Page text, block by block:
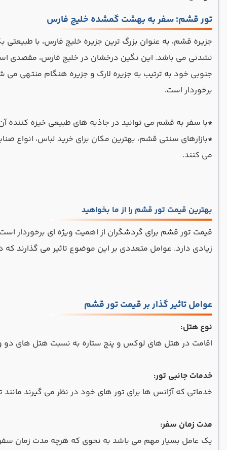
تور قشم؛ سفر به بهشت گمشده خلیج فارس
جزیره قشم، به عنوان بزرگ ترین جزیره خلیج فارس، با
نشدنی می باشد. این نگین درخشان در خلیج فارس، مقصدی
جنوبی خود به ترتیب به جزیره لارک و جزیره هنگام منتهی
برخوردار است.
*با سفر به قشم می توانید در جاذبه های طبیعی خیزه کننده
*بازارهای سنتی قشم، بهترین مکان برای خرید لباس، انواع
می کنند.
بهترین قیمت تور قشم را از ما بخواهید
قیمت تور قشم برای گردشگران از اهمیت ویژه ای برخوردار
زیادی دارد. عوامل متعددی بر این موضوع تاثیر می گذارند که
عوامل تاثیر گذار بر قیمت تور قشم
نوع هتل:
اقامت در هتل ‌های لوکس و پنج ستاره به نسبت هتل ‌های دو و
خدمات جانبی تور:
خدماتی که آژانس ها برای تور های خود در نظر می گیرند
مدت زمان سفر:
یک عامل بسیار مهم می باشد به نحوی که هرچه مدت زمان سفر